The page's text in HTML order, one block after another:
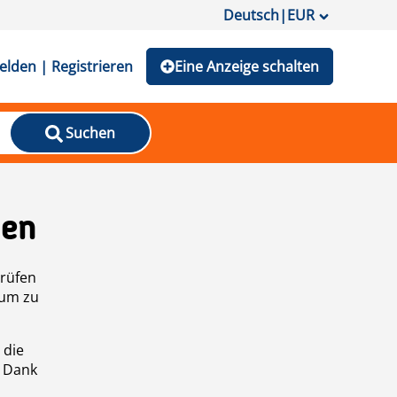
Deutsch|EUR
| Registrieren Eine Anzeige schalten
Suchen
zu
die